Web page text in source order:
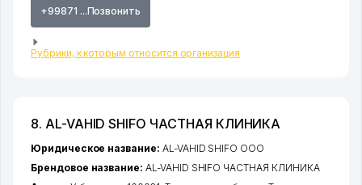
+99871 ...Позвонить
Рубрики, к которым относится организация
8. AL-VAHID SHIFO ЧАСТНАЯ КЛИНИКА
Юридическое название: AL-VAHID SHIFO ООО
Брендовое название: AL-VAHID SHIFO ЧАСТНАЯ КЛИНИКА